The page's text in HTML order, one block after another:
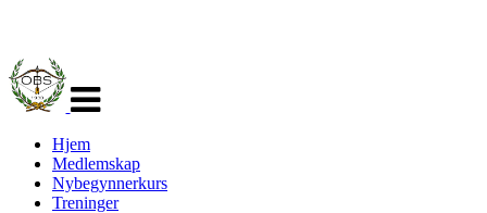
navigasjon
Hjem
Medlemskap
Nybegynnerkurs
Treninger